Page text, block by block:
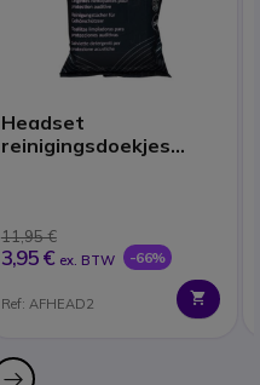
Headset
reinigingsdoekjes
11,95 €
3,95 € ex. BTW -66%
Ref: AFHEAD2